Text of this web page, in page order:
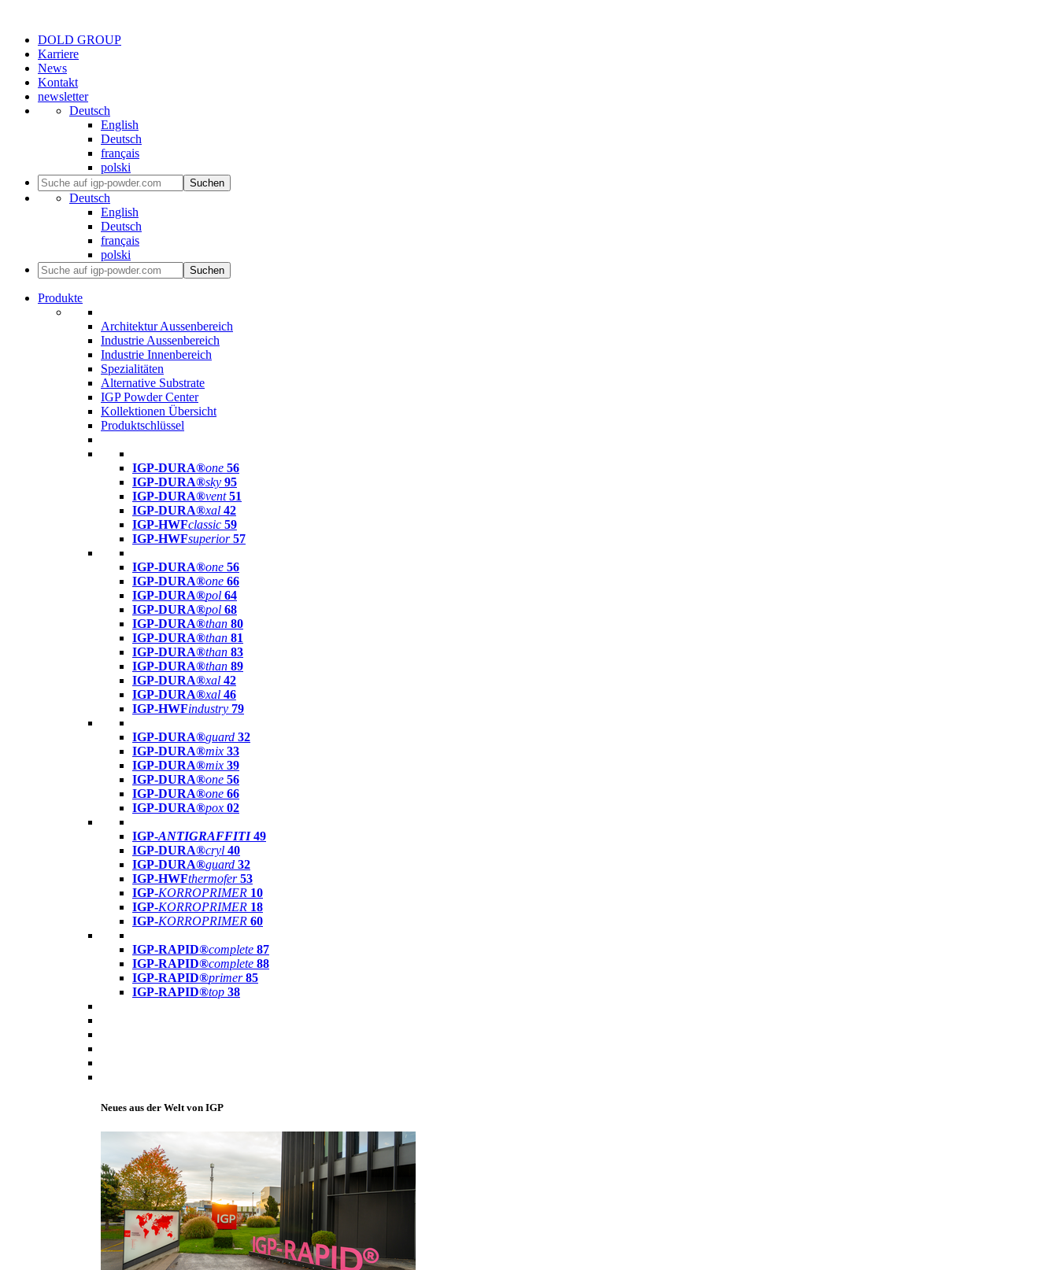
DOLD GROUP
Karriere
News
Kontakt
newsletter
Deutsch
English
Deutsch
français
polski
Suchen
Deutsch
English
Deutsch
français
polski
Suchen
Produkte
Architektur Aussenbereich
Industrie Aussenbereich
Industrie Innenbereich
Spezialitäten
Alternative Substrate
IGP Powder Center
Kollektionen Übersicht
Produktschlüssel
IGP-DURA®one 56
IGP-DURA®sky 95
IGP-DURA®vent 51
IGP-DURA®xal 42
IGP-HWFclassic 59
IGP-HWFsuperior 57
IGP-DURA®one 56
IGP-DURA®one 66
IGP-DURA®pol 64
IGP-DURA®pol 68
IGP-DURA®than 80
IGP-DURA®than 81
IGP-DURA®than 83
IGP-DURA®than 89
IGP-DURA®xal 42
IGP-DURA®xal 46
IGP-HWFindustry 79
IGP-DURA®guard 32
IGP-DURA®mix 33
IGP-DURA®mix 39
IGP-DURA®one 56
IGP-DURA®one 66
IGP-DURA®pox 02
IGP-ANTIGRAFFITI49
IGP-DURA®cryl 40
IGP-DURA®guard 32
IGP-HWFthermofer 53
IGP-KORROPRIMER 10
IGP-KORROPRIMER 18
IGP-KORROPRIMER 60
IGP-RAPID®complete 87
IGP-RAPID®complete 88
IGP-RAPID®primer 85
IGP-RAPID®top 38
Neues aus der Welt von IGP